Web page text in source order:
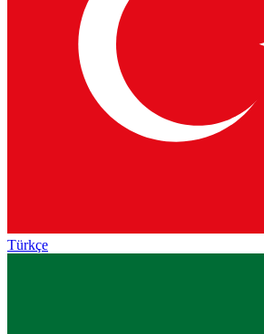
Türkçe